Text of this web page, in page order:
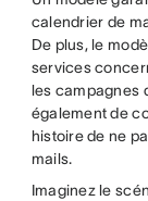
calendrier de
De plus, le
services
les campagnes
également de
histoire de ne
mails.
Imaginez le